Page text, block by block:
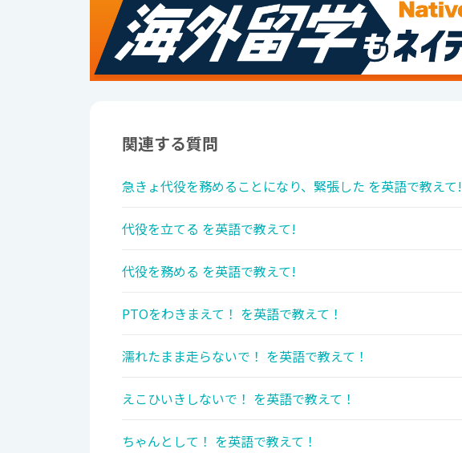
関連する質問
急きょ代役を務めることになり、緊張した を英語で教えて!
代役を立てる を英語で教えて!
代役を務める を英語で教えて!
PTOをわきまえて！ を英語で教えて！
濡れたまま走らないで！ を英語で教えて！
えこひいきしないで！ を英語で教えて！
ちゃんとして！ を英語で教えて！